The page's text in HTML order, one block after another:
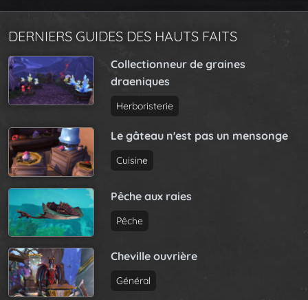
DERNIERS GUIDES DES HAUTS FAITS
Collectionneur de graines
draeniques
Herboristerie
Le gâteau n'est pas un mensonge
Cuisine
Pêche aux raies
Pêche
Cheville ouvrière
Général